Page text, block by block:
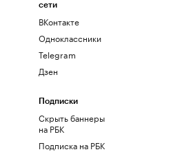
сети
ВКонтакте
Одноклассники
Telegram
Дзен
Подписки
Скрыть баннеры
на РБК
Подписка на РБК